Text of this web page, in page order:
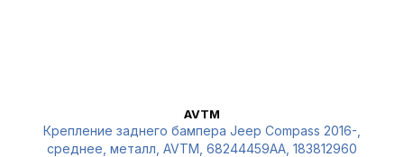
AVTM
Крепление заднего бампера Jeep Compass 2016-,
среднее, металл, AVTM, 68244459AA, 183812960